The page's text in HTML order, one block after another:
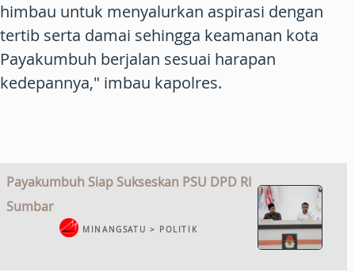
himbau untuk menyalurkan aspirasi dengan
tertib serta damai sehingga keamanan kota
Payakumbuh berjalan sesuai harapan
kedepannya," imbau kapolres.
Payakumbuh Siap Sukseskan PSU DPD RI
Sumbar
MINANGSATU > POLITIK